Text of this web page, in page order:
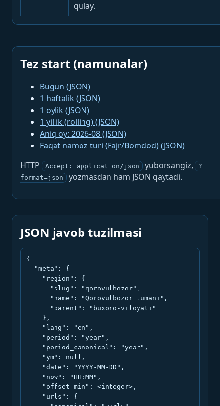
qulay.
Tez start (namunalar)
Bugun (JSON)
1 haftalik (JSON)
1 oylik (JSON)
1 yillik (rolling) (JSON)
Aniq oy: 2026-08 (JSON)
Faqat namoz turi (Fajr/Bomdod) (JSON)
HTTP
Accept: application/json yuborsangiz,
?
format=json
yozmasdan ham JSON qaytadi.
JSON javob tuzilmasi
{
  "meta": {
    "region": {
      "slug": "qorovulbozor",
      "name": "Qorovulbozor tumani",
      "parent": "buxoro-viloyati"
    },
    "lang": "en",
    "period": "year",
    "period_canonical": "year",
    "ym": null,
    "date": "YYYY-MM-DD",
    "now": "HH:MM",
    "offset_min": <integer>,
    "urls": {